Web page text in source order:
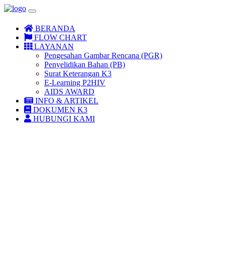
BERANDA
FLOW CHART
LAYANAN
Pengesahan Gambar Rencana (PGR)
Penyelidikan Bahan (PB)
Surat Keterangan K3
E-Learning P2HIV
AIDS AWARD
INFO & ARTIKEL
DOKUMEN K3
HUBUNGI KAMI